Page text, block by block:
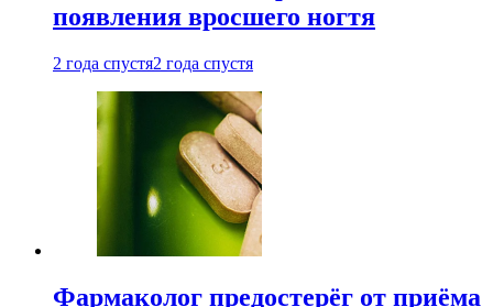
появления вросшего ногтя
2 года спустя2 года спустя
Фармаколог предостерёг от приёма